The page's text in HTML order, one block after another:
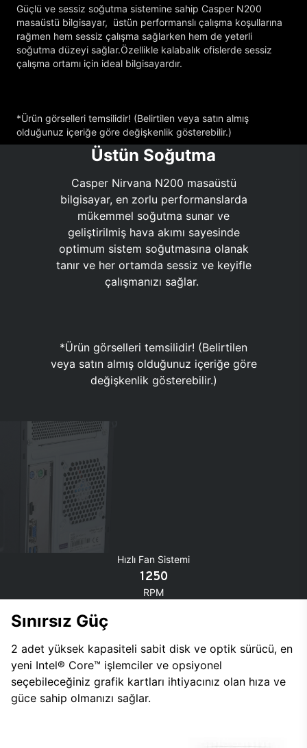
Güçlü ve sessiz soğutma sistemine sahip Casper N200
masaüstü bilgisayar, üstün performanslı çalışma koşullarına
rağmen hem sessiz çalışma sağlarken hem de yeterli
soğutma düzeyi sağlar.Özellikle kalabalık ofislerde sessiz
çalışma ortamı için ideal bilgisayardır.
*Ürün görselleri temsilidir! (Belirtilen veya satın almış
olduğunuz içeriğe göre değişkenlik gösterebilir.)
Üstün Soğutma
Casper Nirvana N200 masaüstü
bilgisayar, en zorlu performanslarda
mükemmel soğutma sunar ve
geliştirilmiş hava akımı sayesinde
optimum sistem soğutmasına olanak
tanır ve her ortamda sessiz ve keyifle
çalışmanızı sağlar.
*Ürün görselleri temsilidir! (Belirtilen
veya satın almış olduğunuz içeriğe göre
değişkenlik gösterebilir.)
Hızlı Fan Sistemi
1250
RPM
Sınırsız Güç
2 adet yüksek kapasiteli sabit disk ve optik sürücü, en
yeni Intel® Core™ işlemciler ve opsiyonel
seçebileceğiniz grafik kartları ihtiyacınız olan hıza ve
güce sahip olmanızı sağlar.